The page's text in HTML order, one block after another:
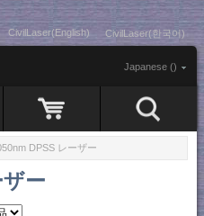
CivilLaser(English) CivilLaser(한국어)
Japanese ()
DPSS レーザー
ー